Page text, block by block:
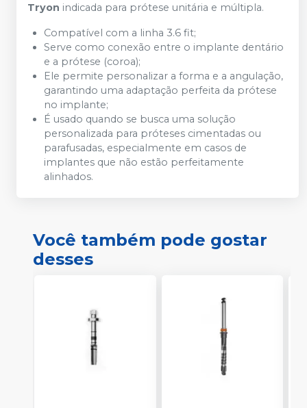
Tryon indicada para prótese unitária e múltipla.
Compatível com a linha 3.6 fit;
Serve como conexão entre o implante dentário
e a prótese (coroa);
Ele permite personalizar a forma e a angulação,
garantindo uma adaptação perfeita da prótese
no implante;
É usado quando se busca uma solução
personalizada para próteses cimentadas ou
parafusadas, especialmente em casos de
implantes que não estão perfeitamente
alinhados.
Você também pode gostar
desses